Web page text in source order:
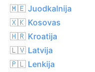
🇲🇪 Juodkalnija
🇽🇰 Kosovas
🇭🇷 Kroatija
🇱🇻 Latvija
🇵🇱 Lenkija